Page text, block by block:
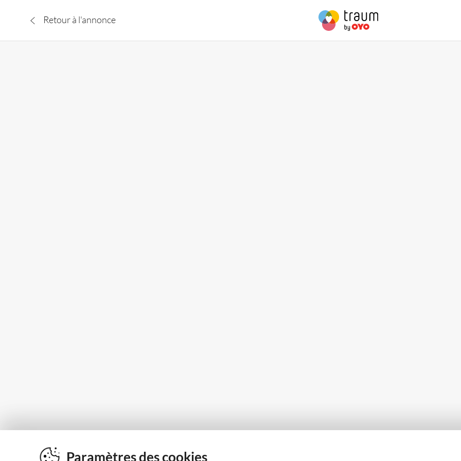
Retour à l'annonce
Paramètres des cookies